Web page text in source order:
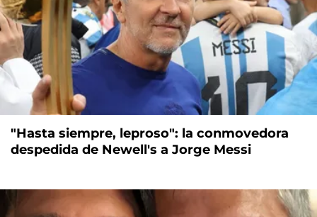
"Hasta siempre, leproso": la conmovedora
despedida de Newell's a Jorge Messi